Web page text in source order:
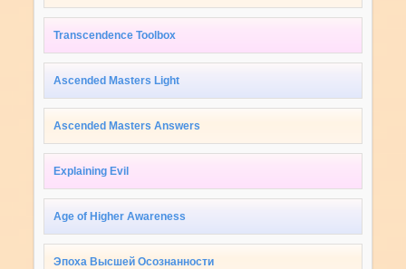
Transcendence Toolbox
Ascended Masters Light
Ascended Masters Answers
Explaining Evil
Age of Higher Awareness
Эпоха Высшей Осознанности